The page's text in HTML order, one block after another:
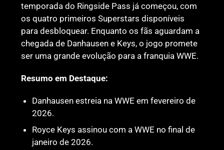
temporada do Ringside Pass já começou, com
os quatro primeiros Superstars disponíveis
para desbloquear. Enquanto os fãs aguardam a
chegada de Danhausen e Keys, o jogo promete
ser uma grande evolução para a franquia WWE.
Resumo em Destaque:
Danhausen estreia na WWE em fevereiro de
2026.
Royce Keys assinou com a WWE no final de
janeiro de 2026.